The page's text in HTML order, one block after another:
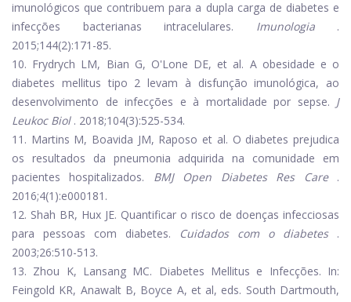
imunológicos que contribuem para a dupla carga de diabetes e
infecções bacterianas intracelulares. Imunologia.
2015;144(2):171-85.
10. Frydrych LM, Bian G, O'Lone DE, et al. A obesidade e o
diabetes mellitus tipo 2 levam à disfunção imunológica, ao
desenvolvimento de infecções e à mortalidade por sepse. J
Leukoc Biol. 2018;104(3):525-534.
11. Martins M, Boavida JM, Raposo et al. O diabetes prejudica
os resultados da pneumonia adquirida na comunidade em
pacientes hospitalizados. BMJ Open Diabetes Res Care.
2016;4(1):e000181.
12. Shah BR, Hux JE. Quantificar o risco de doenças infecciosas
para pessoas com diabetes.
Cuidados com o diabetes.
2003;26:510-513.
13. Zhou K, Lansang MC. Diabetes Mellitus e Infecções. In:
Feingold KR, Anawalt B, Boyce A, et al, eds. South Dartmouth,